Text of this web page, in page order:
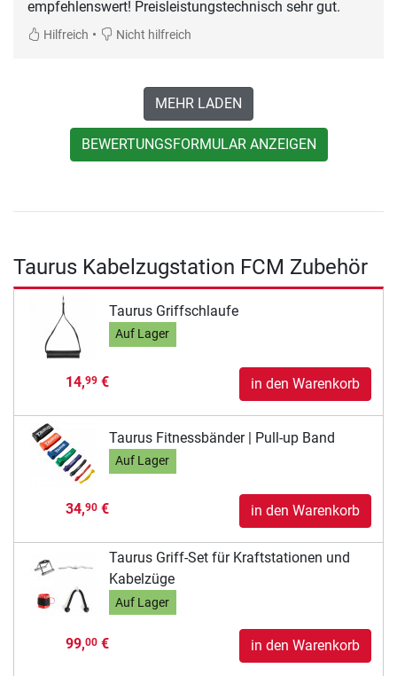
empfehlenswert! Preisleistungstechnisch sehr gut.
Hilfreich • Nicht hilfreich
MEHR LADEN
BEWERTUNGSFORMULAR ANZEIGEN
Taurus Kabelzugstation FCM Zubehör
Taurus Griffschlaufe
Auf Lager
14,99€ in den Warenkorb
Taurus Fitnessbänder | Pull-up Band
Auf Lager
34,90€ in den Warenkorb
Taurus Griff-Set für Kraftstationen und
Kabelzüge
Auf Lager
99,00€ in den Warenkorb